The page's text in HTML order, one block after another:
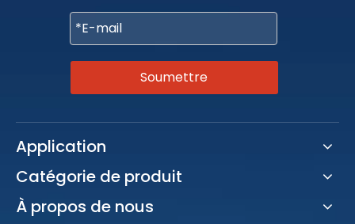
Soumettre
Application
Catégorie de produit
À propos de nous